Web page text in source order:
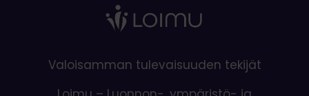
Valoisamman tulevaisuuden tekijät